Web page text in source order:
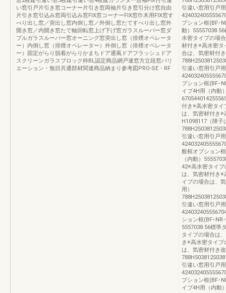
い窓引戸片引き窓コーナー片引き窓両袖片引き窓引分け窓自由
片引き窓引込み窓両引込み窓FIX窓コーナーFIX窓巾木用FIX窓す
べり出し窓／突出し窓内倒し窓／外倒し窓たてすべり出し窓外
開き窓／内開き窓たて軸回転窓上げ下げ窓ガラスルーバー窓ダ
ブルガラスルーバー窓オーニング窓突出し窓（排煙オペレータ
ー）内倒し窓（排煙オペレーター）外倒し窓（排煙オペレータ
ー）固定がらり脱着がらりかまちドア通風ドアフラッシュドア
スクリーンガラスブロック枠BL認定商品網戸連窓方立段窓バリ
エーション・無目共通部材関連商品納まり参考図PRO-SE・RF
引違い窓用引戸
プション框(BF･
動）
水密タイプの場
材付き※高水密タ
合は、気密材付
引違い窓用引戸
プション框(BF･
イプ4H用（内動
付き※高水密タイ
は、気密材付き※
H1098117（障子
引違い窓用引戸
般框オプション
（内動）
42※高水密タイ
は、気密材付き※
イプの場合は、
用）
引違い窓用引戸
ション框(BF･NR
5557038.56標準
タイプの場合は
き※高水密タイ
は、気密材付き
引違い窓用引戸
プション框(BF･
イプ4H用（内動